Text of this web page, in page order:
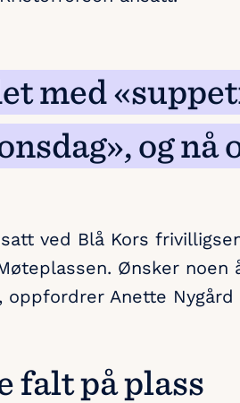
med
og nå
ved Blå Kors
Ønsker noen
oppfordrer Anette
falt på plass